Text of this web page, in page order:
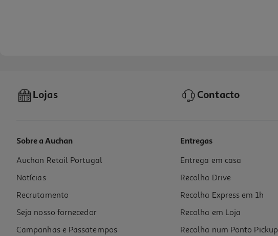
Pão De Queijo Da Terrinha 250g
12.84 €/Kg
3,21 €
Lojas Contacto
Sobre a Auchan
Auchan Retail Portugal
Notícias
Recrutamento
Seja nosso fornecedor
Campanhas e Passatempos
Entregas
Entrega em casa
Recolha Drive
Recolha Express em 1h
Recolha em Loja
Recolha num Ponto Pickup